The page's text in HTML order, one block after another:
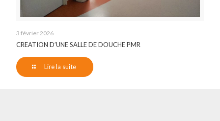
3 février 2026
CREATION D’UNE SALLE DE DOUCHE PMR
Lire la suite